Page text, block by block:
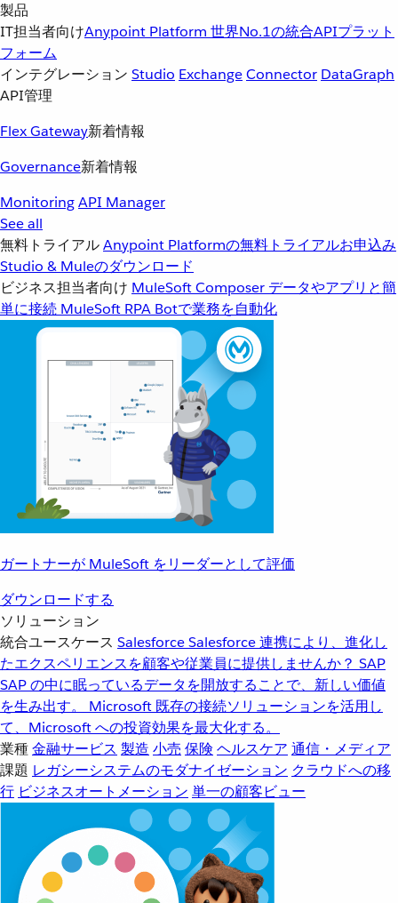
製品
IT担当者向けAnypoint Platform 世界No.1の統合APIプラット
フォーム
インテグレーション Studio ExchangeConnector DataGraph
API管理
Flex Gateway新着情報
Governance新着情報
MonitoringAPI Manager
See all
無料トライアルAnypoint Platformの無料トライアルお申込み
Studio & Muleのダウンロード
ビジネス担当者向け MuleSoft Composer データやアプリと簡
単に接続 MuleSoft RPA Botで業務を自動化
ガートナーが MuleSoft をリーダーとして評価
ダウンロードする
ソリューション
統合ユースケース SalesforceSalesforce 連携により、進化し
たエクスペリエンスを顧客や従業員に提供しませんか？ SAP
SAP の中に眠っているデータを開放することで、新しい価値
を生み出す。
Microsoft 既存の接続ソリューションを活用し
て、Microsoft への投資効果を最大化する。
業種金融サービス 製造 小売 保険 ヘルスケア 通信・メディア
課題 レガシーシステムのモダナイゼーション クラウドへの移
行 ビジネスオートメーション 単一の顧客ビュー